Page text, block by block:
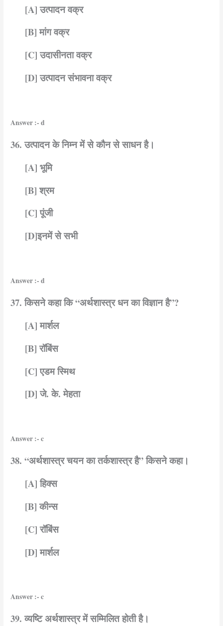
[A] उत्पादन वक्र
[B] मांग वक्र
[C] उदासीनता वक्र
[D] उत्पादन संभावना वक्र
Answer :- d
36. उत्पादन के निम्न में से कौन से साधन है।
[A] भूमि
[B] श्रम
[C] पूंजी
[D]इनमें से सभी
Answer :- d
37. किसने कहा कि “अर्थशास्त्र धन का विज्ञान है”?
[A] मार्शल
[B] रॉबिंस
[C] एडम स्मिथ
[D] जे. के. मेहता
Answer :- c
38. “अर्थशास्त्र चयन का तर्कशास्त्र है” किसने कहा।
[A] हिक्स
[B] कीन्स
[C] रॉबिंस
[D] मार्शल
Answer :- c
39. व्यष्टि अर्थशास्त्र में सम्मिलित होती है।